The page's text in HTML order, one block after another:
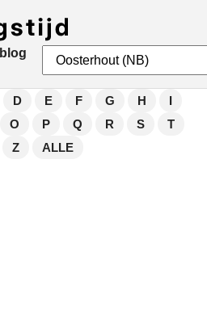
blog
D E F G H
I
O P Q R S
T
Z ALLE